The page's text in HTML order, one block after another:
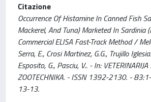
Citazione
Occurrence Of Histamine In Canned Fish
Mackerel, And Tuna) Marketed In Sardinia
Commercial ELISA Fast-Track Method /
Serra, E., Crosi Martinez, G.G., Trujillo
Esposito, G., Pasciu, V.. - In: VETERINARIJA
ZOOTECHNIKA. - ISSN 1392-2130. -
13-13.